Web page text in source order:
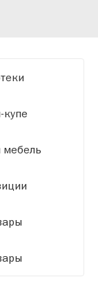
мебель